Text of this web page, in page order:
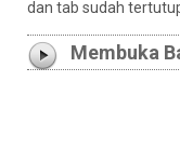
dan tab sudah
Membuka